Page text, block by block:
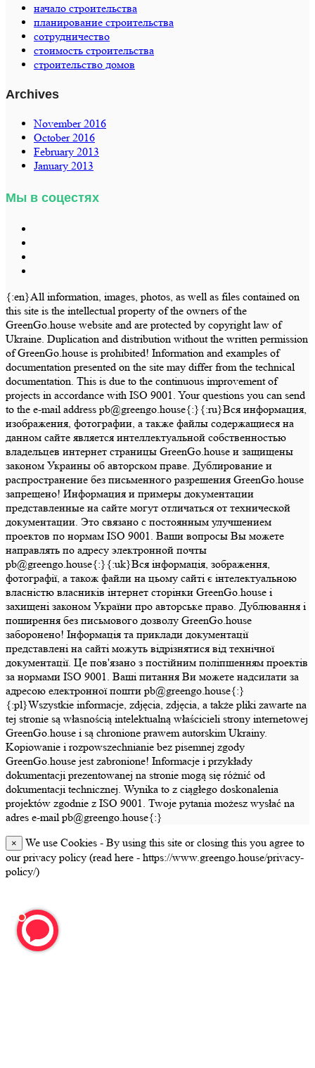
начало строительства
планирование строительства
сотрудничество
стоимость строительства
строительство домов
Archives
November 2016
October 2016
February 2013
January 2013
Мы в соцестях
{:en}All information, images, photos, as well as files contained on
this site is the intellectual property of the owners of the
GreenGo.house website and are protected by copyright law of
Ukraine. Duplication and distribution without the written permission
of GreenGo.house is prohibited! Information and examples of
documentation presented on the site may differ from the technical
documentation. This is due to the continuous improvement of
projects in accordance with ISO 9001. Your questions you can send
to the e-mail address pb@greengo.house{:}{:ru}Вся информация,
изображения, фотографии, а также файлы содержащиеся на
данном сайте является интеллектуальной собственностью
владельцев интернет страницы GreenGo.house и защищены
законом Украины об авторском праве. Дублирование и
распространение без письменного разрешения GreenGo.house
запрещено! Информация и примеры документации
представленные на сайте могут отличаться от технической
документации. Это связано с постоянным улучшением
проектов по нормам ISO 9001. Ваши вопросы Вы можете
направлять по адресу электронной почты
pb@greengo.house{:}{:uk}Вся інформація, зображення,
фотографії, а також файли на цьому сайті є інтелектуальною
власністю власників інтернет сторінки GreenGo.house і
захищені законом України про авторське право. Дублювання і
поширення без письмового дозволу GreenGo.house
заборонено! Інформація та приклади документації
представлені на сайті можуть відрізнятися від технічної
документації. Це пов'язано з постійним поліпшенням проектів
за нормами ISO 9001. Ваші питання Ви можете надсилати за
адресою електронної пошти pb@greengo.house{:}
{:pl}Wszystkie informacje, zdjęcia, zdjęcia, a także pliki zawarte na
tej stronie są własnością intelektualną właścicieli strony internetowej
GreenGo.house i są chronione prawem autorskim Ukrainy.
Kopiowanie i rozpowszechnianie bez pisemnej zgody
GreenGo.house jest zabronione! Informacje i przykłady
dokumentacji prezentowanej na stronie mogą się różnić od
dokumentacji technicznej. Wynika to z ciągłego doskonalenia
projektów zgodnie z ISO 9001. Twoje pytania możesz wysłać na
adres e-mail pb@greengo.house{:}
×
We use Cookies - By using this site or closing this you agree to
our privacy policy (read here - https://www.greengo.house/privacy-
policy/)